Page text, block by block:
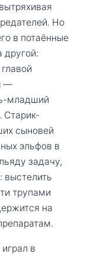
Но
в потаённые
другой:
—
младший
Старик-
сыновей
эльфов в
задачу,
выстелить
трупами
на
в